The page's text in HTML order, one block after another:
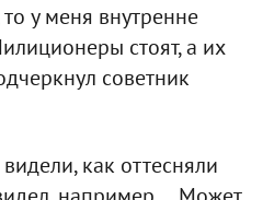
у меня внутренне
стоят, а их
советник
как оттесняли